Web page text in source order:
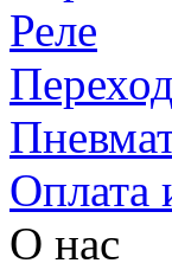
Реле
Оплата
О нас